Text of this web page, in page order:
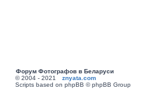
Форум Фотографов в Беларуси
© 2004 - 2021 znyata.com
Scripts based on phpBB © phpBB Group